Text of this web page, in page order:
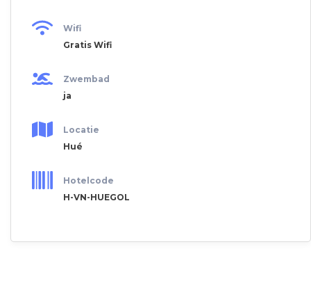
Wifi
Gratis Wifi
Zwembad
ja
Locatie
Hué
Hotelcode
H-VN-HUEGOL